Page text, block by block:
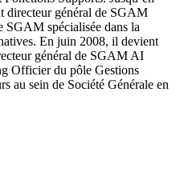
directeur général de SGAM
SGAM spécialisée dans la
En juin 2008, il devient
général de SGAM AI
Officier du pôle Gestions
au sein de Société Générale en